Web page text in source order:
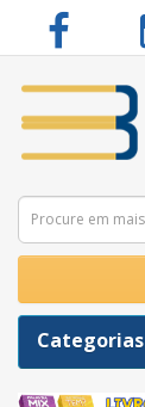
Categorias